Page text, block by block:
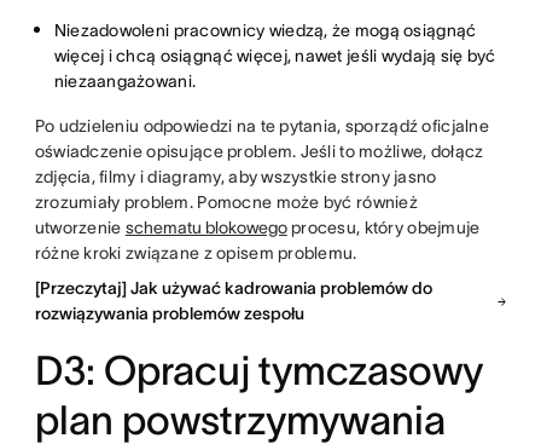
Niezadowoleni pracownicy wiedzą, że mogą osiągnąć
więcej i chcą osiągnąć więcej, nawet jeśli wydają się być
niezaangażowani.
Po udzieleniu odpowiedzi na te pytania, sporządź oficjalne
oświadczenie opisujące problem. Jeśli to możliwe, dołącz
zdjęcia, filmy i diagramy, aby wszystkie strony jasno
zrozumiały problem. Pomocne może być również
utworzenie schematu blokowegoprocesu, który obejmuje
różne kroki związane z opisem problemu.
[Przeczytaj] Jak używać kadrowania problemów do
rozwiązywania problemów zespołu
D3: Opracuj tymczasowy
plan powstrzymywania